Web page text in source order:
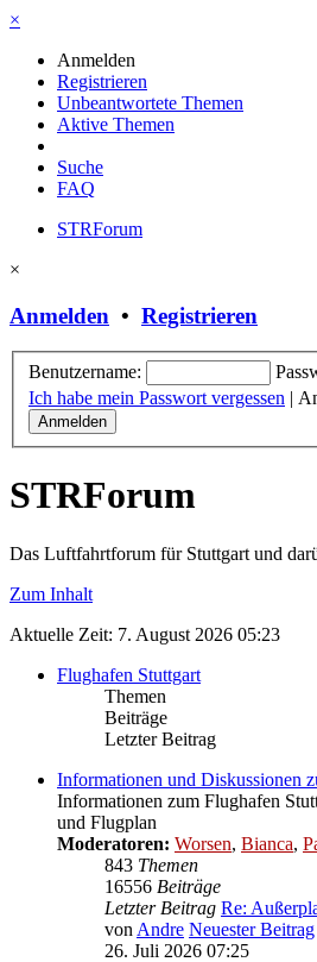
×
Anmelden
Registrieren
Unbeantwortete Themen
Aktive Themen
Suche
FAQ
STRForum
×
Anmelden • Registrieren
Benutzername:
Ich habe mein Passwort vergessen |
STRForum
Das Luftfahrtforum für Stuttgart und
Zum Inhalt
Aktuelle Zeit: 7. August 2026 05:23
Flughafen Stuttgart
Themen
Beiträge
Letzter Beitrag
Informationen und Diskussionen
Informationen zum Flughafen
und Flugplan
Moderatoren: Worsen, Bianca,
843 Themen
16556 Beiträge
Letzter Beitrag Re:
von Andre Neuester Beitrag
26. Juli 2026 07:25